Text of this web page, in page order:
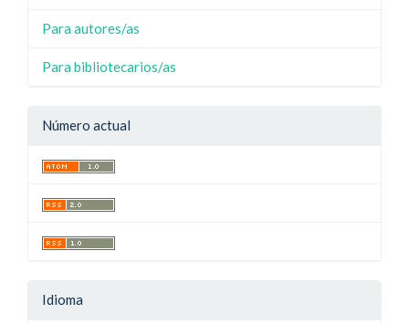
Para autores/as
Para bibliotecarios/as
Número actual
Idioma